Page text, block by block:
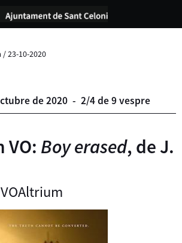
/23-10-2020
de2020 - 2/4 de 9 vespre
VO: Boy erased, de J.